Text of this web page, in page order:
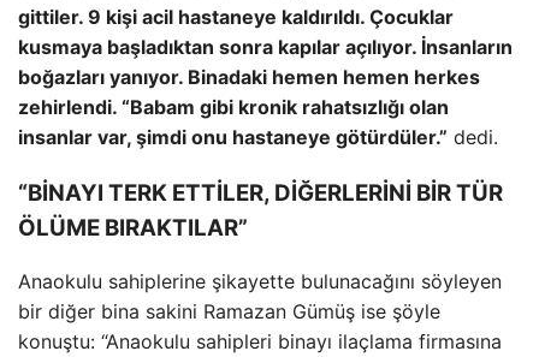
gittiler. 9 kişi acil hastaneye kaldırıldı. Çocuklar
kusmaya başladıktan sonra kapılar açılıyor. İnsanların
boğazları yanıyor. Binadaki hemen hemen herkes
zehirlendi. “Babam gibi kronik rahatsızlığı olan
insanlar var, şimdi onu hastaneye götürdüler.” dedi.
“BİNAYI TERK ETTİLER, DİĞERLERİNİ BİR TÜR
ÖLÜME BIRAKTILAR”
Anaokulu sahiplerine şikayette bulunacağını söyleyen
bir diğer bina sakini Ramazan Gümüş ise şöyle
konuştu: “Anaokulu sahipleri binayı ilaçlama firmasına